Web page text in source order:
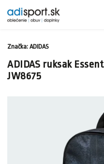
ADIDAS ruksak
JW8675
Značka: ADIDAS